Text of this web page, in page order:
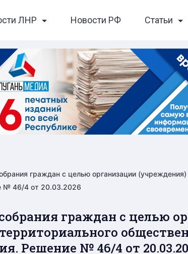
ЛНР Новости РФ Статьи
граждан с целью организации
№ 46/4 от 20.03.2026
граждан с целью
Решение № 46/4 от